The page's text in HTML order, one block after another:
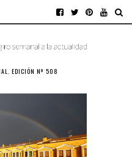
EDICIÓN Nº 508